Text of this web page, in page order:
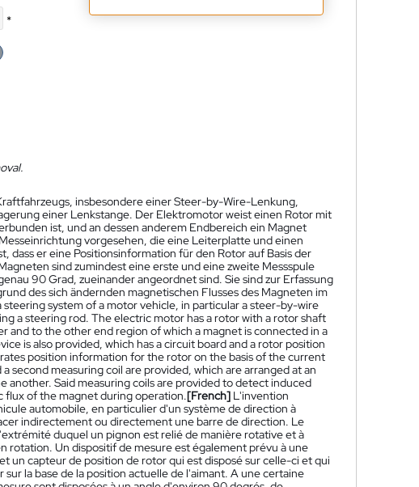
*
insbesondere einer Steer-by-Wire-Lenkung,
einer Lenkstange. Der Elektromotor weist einen Rotor mit
ist, und an dessen anderem Endbereich ein Magnet
vorgesehen, die eine Leiterplatte und einen
er eine Positionsinformation für den Rotor auf Basis der
sind zumindest eine erste und eine zweite Messspule
90 Grad, zueinander angeordnet sind. Sie sind zur Erfassung
des sich ändernden magnetischen Flusses des Magneten im
system of a motor vehicle, in particular a steer-by-wire
a steering rod. The electric motor has a rotor with a rotor shaft
and to the other end region of which a magnet is connected in a
is also provided, which has a circuit board and a rotor position
position information for the rotor on the basis of the current
second measuring coil are provided, which are arranged at an
Said measuring coils are provided to detect induced
flux of the magnet during operation.[French] L'invention
automobile, en particulier d'un système de direction à
indirectement ou directement une barre de direction. Le
duquel un pignon est relié de manière rotative et à
rotation. Un dispositif de mesure est également prévu à une
un capteur de position de rotor qui est disposé sur celle-ci et qui
la base de la position actuelle de l'aimant. A une certaine